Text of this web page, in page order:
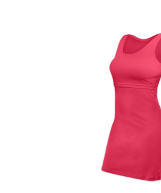
hvězdiček.